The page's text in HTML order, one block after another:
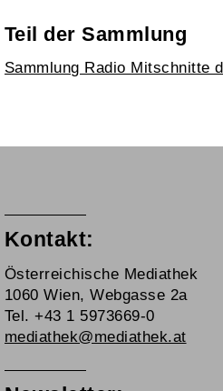
Teil der Sammlung
Sammlung Radio Mitschnitte
Kontakt:
Österreichische Mediathek
1060 Wien, Webgasse 2a
Tel. +43 1 5973669-0
mediathek@mediathek.at